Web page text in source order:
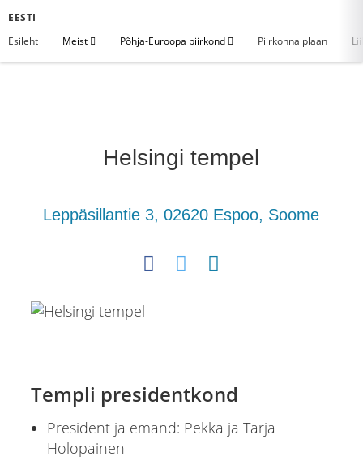
EESTI
Esileht
Meist Põhja-Euroopa piirkond Piirkonna plaan
Helsingi tempel
Leppäsillantie 3, 02620 Espoo, Soome
Templi presidentkond
President ja emand: Pekka ja Tarja
Holopainen